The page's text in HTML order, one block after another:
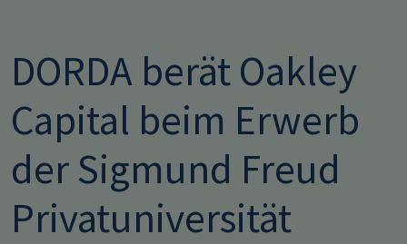
DORDA berät Oakley
Capital beim Erwerb
der Sigmund Freud
Privatuniversität